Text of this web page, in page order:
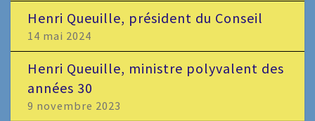
Henri Queuille, président du Conseil
14 mai 2024
Henri Queuille, ministre polyvalent des
années 30
9 novembre 2023